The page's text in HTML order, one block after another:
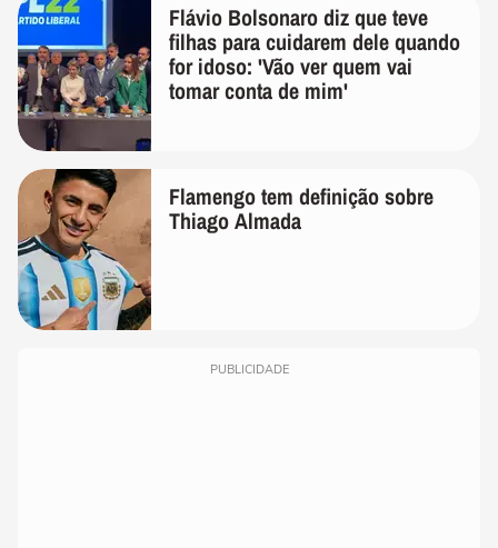
Flávio Bolsonaro diz que teve
filhas para cuidarem dele quando
for idoso: 'Vão ver quem vai
tomar conta de mim'
Flamengo tem definição sobre
Thiago Almada
PUBLICIDADE